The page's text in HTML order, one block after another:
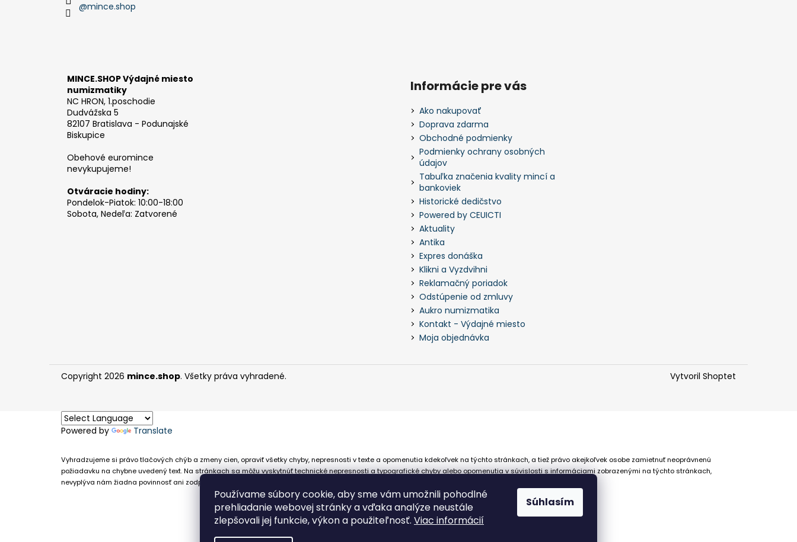
Používame súbory cookie, aby sme vám umožnili pohodlné
prehliadanie webovej stránky a vďaka analýze neustále
zlepšovali jej funkcie, výkon a použiteľnosť. Viac informácií
Súhlasím
@mince.shop
MINCE.SHOP Výdajné miesto
numizmatiky
NC HRON, 1.poschodie
Dudvážska 5
82107 Bratislava - Podunajské
Biskupice
Obehové euromince
nevykupujeme!
Otváracie hodiny:
Pondelok-Piatok: 10:00-18:00
Sobota, Nedeľa: Zatvorené
Informácie pre vás
Ako nakupovať
Doprava zdarma
Obchodné podmienky
Podmienky ochrany osobných
údajov
Tabuľka značenia kvality mincí a
bankoviek
Historické dedičstvo
Powered by CEUICTI
Aktuality
Antika
Expres donáška
Klikni a Vyzdvihni
Reklamačný poriadok
Odstúpenie od zmluvy
Aukro numizmatika
Kontakt - Výdajné miesto
Moja objednávka
Vytvoril Shoptet
Copyright 2026 mince.shop. Všetky práva vyhradené.
Powered by Translate
Vyhradzujeme si právo tlačových chýb a zmeny cien, opraviť všetky chyby, nepresnosti v texte a opomenutia kdekoľvek na týchto stránkach, a tiež právo akejkoľvek osobe zamietnuť neoprávnenú
požiadavku na chybne uvedený text. Na stránkach sa môžu vyskytnúť technické nepresnosti a typografické chyby alebo opomenutia v súvislosti s informáciami zobrazenými na týchto stránkach,
nevyplýva nám žiadna povinnosť ani zodpovednosť v prípade, že sa spoliehajú na nepresné informácie poskytované na týchto stránkach.